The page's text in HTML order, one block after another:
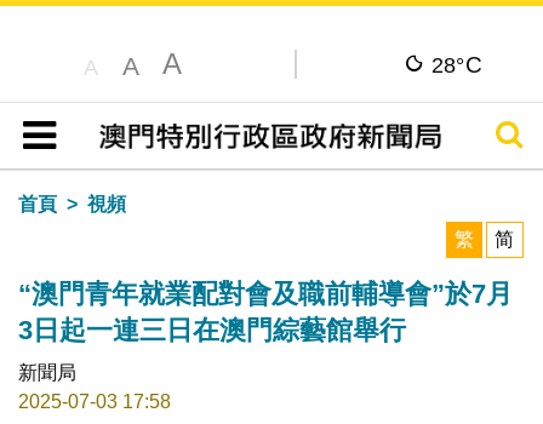
A A A 28°C
目錄
搜尋
首頁
視頻
繁
简
“澳門青年就業配對會及職前輔導會”於7月
3日起一連三日在澳門綜藝館舉行
新聞局
2025-07-03 17:58